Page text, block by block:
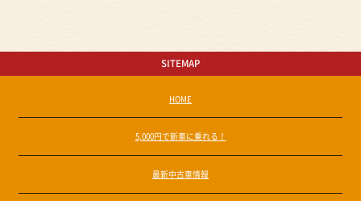
SITEMAP
HOME
5,000円で新車に乗れる！
最新中古車情報